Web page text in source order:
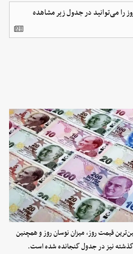
را می‌توانید در جدول زیر مشاهده
قیمت روز، میزان نوسان روز و همچنین
نیز در جدول گنجانده شده است.